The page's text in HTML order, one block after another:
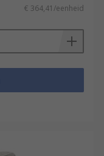
€ 364,41/eenheid